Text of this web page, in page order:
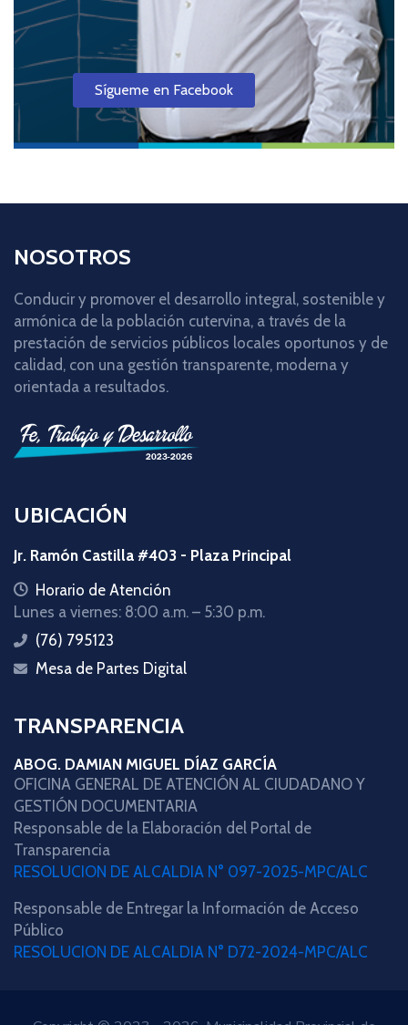
Sígueme en Facebook
NOSOTROS
Conducir y promover el desarrollo integral, sostenible y
armónica de la población cutervina, a través de la
prestación de servicios públicos locales oportunos y de
calidad, con una gestión transparente, moderna y
orientada a resultados.
UBICACIÓN
Jr. Ramón Castilla #403 - Plaza Principal
iconHorario de Atención
Lunes a viernes: 8:00 a.m. – 5:30 p.m.
icon
(76) 795123
icon
Mesa de Partes Digital
TRANSPARENCIA
ABOG. DAMIAN MIGUEL DÍAZ GARCÍA
OFICINA GENERAL DE ATENCIÓN AL CIUDADANO Y
GESTIÓN DOCUMENTARIA
Responsable de la Elaboración del Portal de
Transparencia
RESOLUCION DE ALCALDIA N° 097-2025-MPC/ALC
Responsable de Entregar la Información de Acceso
Público
RESOLUCION DE ALCALDIA N° D72-2024-MPC/ALC